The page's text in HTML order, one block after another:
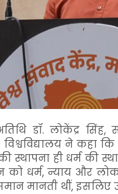
डॉ. लोकेंद्र सिंह,
विश्वविद्यालय ने कहा
स्थापना ही धर्म की
धर्म, न्याय और
मानती थीं, इसलिए